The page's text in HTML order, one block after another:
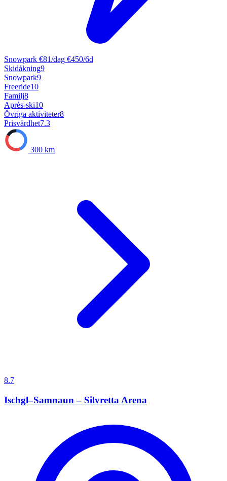
Snowpark €81/dag €450/6d
Skidåkning9
Snowpark9
Freeride10
Familj8
Après-ski10
Övriga aktiviteter8
Prisvärdhet7.3
300 km
8.7
Ischgl–Samnaun – Silvretta Arena